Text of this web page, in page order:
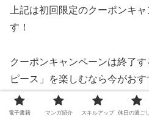
上記は初回限定のクーポンキ
す！
クーポンキャンペーンは終了
ピース」を楽しむなら今がおす
【初回90％OFF】DMM
電子書籍 マンガ紹介 スキルアップ 休日の過ご